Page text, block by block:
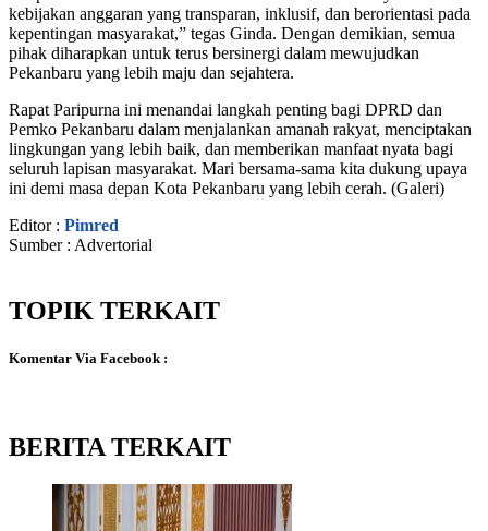
kebijakan anggaran yang transparan, inklusif, dan berorientasi pada
kepentingan masyarakat,” tegas Ginda. Dengan demikian, semua
pihak diharapkan untuk terus bersinergi dalam mewujudkan
Pekanbaru yang lebih maju dan sejahtera.
Rapat Paripurna ini menandai langkah penting bagi DPRD dan
Pemko Pekanbaru dalam menjalankan amanah rakyat, menciptakan
lingkungan yang lebih baik, dan memberikan manfaat nyata bagi
seluruh lapisan masyarakat. Mari bersama-sama kita dukung upaya
ini demi masa depan Kota Pekanbaru yang lebih cerah. (Galeri)
Editor : Pimred
Sumber : Advertorial
TOPIK TERKAIT
Komentar Via Facebook :
BERITA TERKAIT